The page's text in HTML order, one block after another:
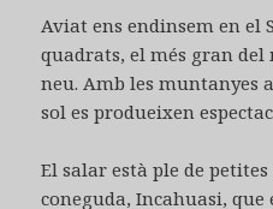
Aviat ens endinsem en el
quadrats, el més gran del
neu. Amb les muntanyes
sol es produeixen
El salar està ple de
coneguda, Incahuasi, que